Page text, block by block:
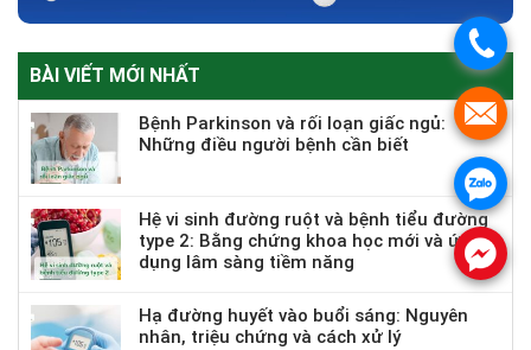
BÀI VIẾT MỚI NHẤT
Bệnh Parkinson và rối loạn giấc ngủ:
Những điều người bệnh cần biết
Hệ vi sinh đường ruột và bệnh tiểu đường
type 2: Bằng chứng khoa học mới và ứng
dụng lâm sàng tiềm năng
Hạ đường huyết vào buổi sáng: Nguyên
nhân, triệu chứng và cách xử lý
.
.
.
.